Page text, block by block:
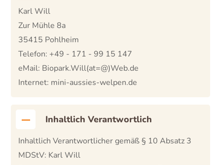
Karl Will
Zur Mühle 8a
35415 Pohlheim
Telefon: +49 - 171 - 99 15 147
eMail: Biopark.Will(at=@)Web.de
Internet: mini-aussies-welpen.de
Inhaltlich Verantwortlich
Inhaltlich Verantwortlicher gemäß § 10 Absatz 3
MDStV: Karl Will